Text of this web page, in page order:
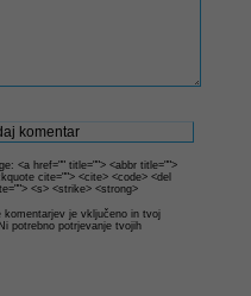
<a href="" title=""> <abbr title="">
cite=""> <cite> <code> <del
<s> <strike> <strong>
komentarjev je vključeno in tvoj
potrebno potrjevanje tvojih